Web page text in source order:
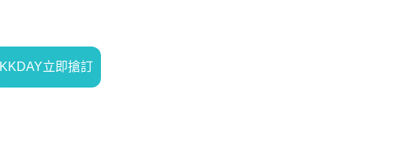
KKDAY立即搶訂